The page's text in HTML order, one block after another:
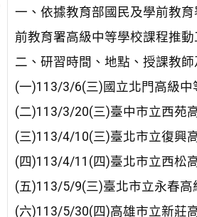
一、依據教育部國民及學前教
前教育署高級中等學校課程推
二、研習時間、地點、授課教師
(一)113/3/6(三)國立北門高級
(二)113/3/20(三)臺中市立西苑
(三)113/4/10(三)臺北市立復興
(四)113/4/11(四)臺北市立西松
(五)113/5/9(三)臺北市立永春
(六)113/5/30(四)高雄市立新莊